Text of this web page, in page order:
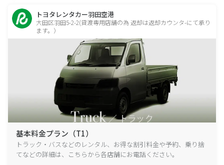
トヨタレンタカー羽田空港
大田区羽田5-2-2(貸渡専用店舗の為 返却は返却カウンタ-にて承り
ます。）
基本料金プラン（T1）
トラック・バスなどのレンタル、お得な割引料金や予約、乗り捨
てなどの詳細は、こちらから各店舗にお電話ください。